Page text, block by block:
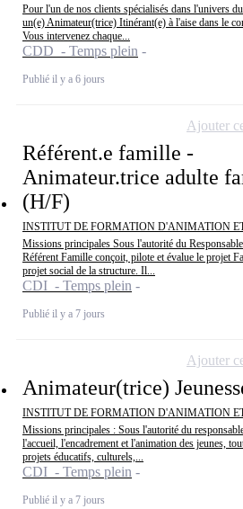
Pour l'un de nos clients spécialisés dans l'univers
un(e) Animateur(trice) Itinérant(e) à l'aise dans le
Vous intervenez chaque...
CDD - Temps plein
Publié il y a 6 jours
Référent.e famille -
Animateur.trice adulte
(H/F)
INSTITUT DE FORMATION D'ANIMATION
Missions principales Sous l'autorité du
Référent Famille conçoit, pilote et évalue le projet
projet social de la structure. Il...
CDI - Temps plein
Publié il y a 7 jours
Ajouter
Animateur(trice)
INSTITUT DE FORMATION D'ANIMATION
Missions principales : Sous l'autorité du
l'accueil, l'encadrement et l'animation des jeunes,
projets éducatifs, culturels,...
CDI - Temps plein
Publié il y a 7 jours
Ajouter